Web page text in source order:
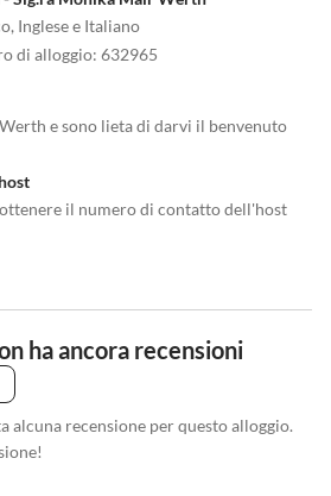
Inglese e Italiano
di alloggio: 632965
e sono lieta di darvi il benvenuto
il numero di contatto dell'host
ha ancora recensioni
alcuna recensione per questo alloggio.